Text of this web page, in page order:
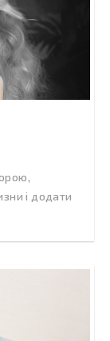
і додати